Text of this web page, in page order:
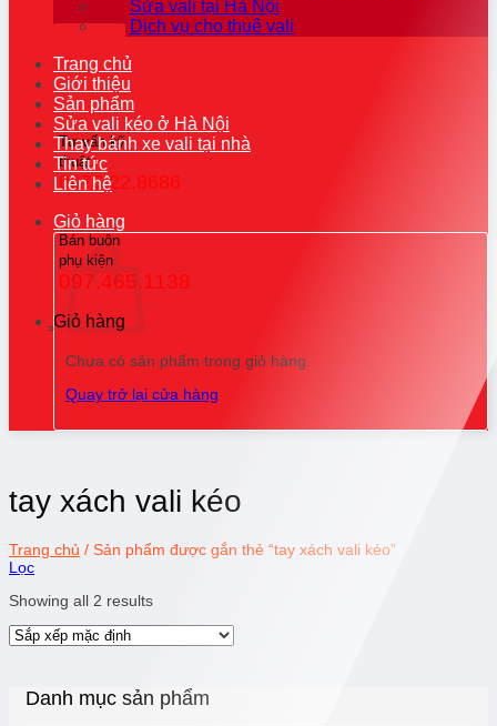
Tư vấn kỹ
thuật
0976.22.8686
Bán buôn
phụ kiện
097.465.1138
Giỏ hàng
Sửa vali tại Hà Nội
Dịch vụ cho thuê vali
Trang chủ
Giới thiệu
Sản phẩm
Sửa vali kéo ở Hà Nội
Thay bánh xe vali tại nhà
Tin tức
Liên hệ
Giỏ hàng
Chưa có sản phẩm trong giỏ hàng.
Quay trở lại cửa hàng
tay xách vali kéo
Trang chủ / Sản phẩm được gắn thẻ “tay xách vali kéo”
Lọc
Showing all 2 results
Danh mục sản phẩm